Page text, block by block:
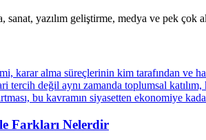
yazılım geliştirme, medya ve pek
Farkları Nelerdir